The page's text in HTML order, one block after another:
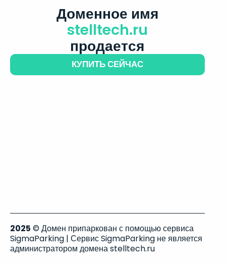
Доменное имя
stelltech.ru
продается
КУПИТЬ СЕЙЧАС
2025 © Домен припаркован с помощью сервиса
SigmaParking | Сервис SigmaParking не является
администратором домена stelltech.ru